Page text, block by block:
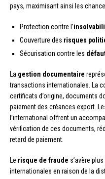
pays, maximisant ainsi les
Protection contre l’
Couverture des risques
Sécurisation contre les
La gestion documentaire
transactions internationales. La
certificats d’origine, documents
paiement des créances export.
l’international offrent un
vérification de ces documents,
retard de paiement.
Le risque de fraude s’avère
internationales en raison de la